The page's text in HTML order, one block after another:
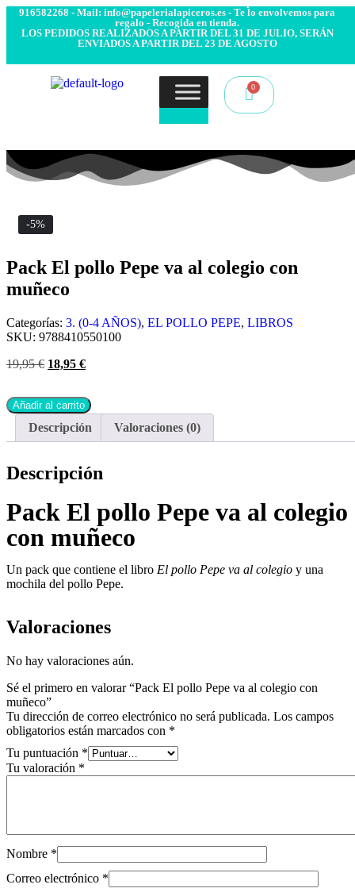
916582268 - Mail: info@papelerialapiceros.es - Te lo envolvemos para
regalo - Recogida en tienda.
LOS PEDIDOS REALIZADOS A PARTIR DEL 31 DE JULIO, SERÁN
ENVIADOS A PARTIR DEL 23 DE AGOSTO
-5%
Pack El pollo Pepe va al colegio con
muñeco
Categorías: 3. (0-4 AÑOS), EL POLLO PEPE, LIBROS
SKU: 9788410550100
19,95€ 18,95 €
Añadir al carrito
Descripción Valoraciones (0)
Descripción
Pack El pollo Pepe va al colegio
con muñeco
Un pack que contiene el libro El pollo Pepe va al colegio y una
mochila del pollo Pepe.
Valoraciones
No hay valoraciones aún.
Sé el primero en valorar “Pack El pollo Pepe va al colegio con
muñeco”
Tu dirección de correo electrónico no será publicada. Los campos
obligatorios están marcados con *
Tu puntuación *
Tu valoración *
Nombre *
Correo electrónico *